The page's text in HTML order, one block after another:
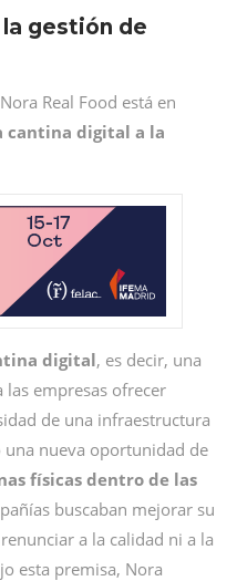
gestión de
Real Food está en
cantina digital a la
digital, es decir, una
empresas ofrecer
de una infraestructura
nueva oportunidad de
físicas dentro de las
buscaban mejorar su
a la calidad ni a la
esta premisa, Nora